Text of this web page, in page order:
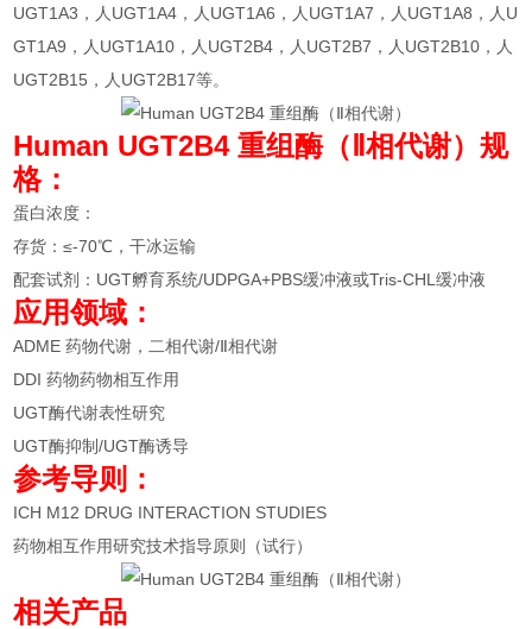
UGT1A3，人UGT1A4，人UGT1A6，人UGT1A7，人UGT1A8，人U
GT1A9，人UGT1A10，人UGT2B4，人UGT2B7，人UGT2B10，人
UGT2B15，人UGT2B17等。
Human UGT2B4 重组酶（Ⅱ相代谢）规
格：
蛋白浓度：
存货：≤-70℃，干冰运输
配套试剂：UGT孵育系统/UDPGA+PBS缓冲液或Tris-CHL缓冲液
应用领域：
ADME 药物代谢，二相代谢/Ⅱ相代谢
DDI 药物药物相互作用
UGT酶代谢表性研究
UGT酶抑制/UGT酶诱导
参考导则：
ICH M12 DRUG INTERACTION STUDIES
药物相互作用研究技术指导原则（试行）
相关产品